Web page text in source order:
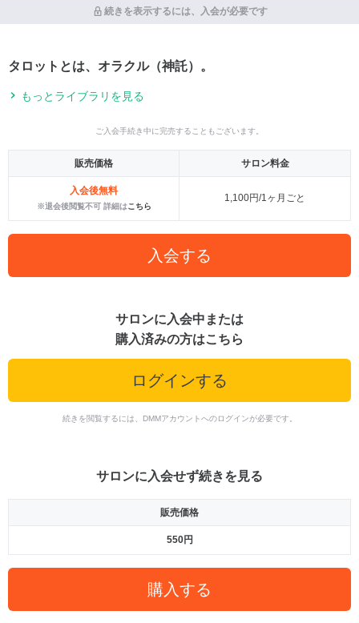
続きを表示するには、入会が必要です
タロットとは、オラクル（神託）。
もっとライブラリを見る
ご入会手続き中に完売することもございます。
販売価格 サロン料金
入会後無料
※退会後閲覧不可 詳細はこちら
1,100円/1ヶ月ごと
入会する
サロンに入会中または
購入済みの方はこちら
ログインする
続きを閲覧するには、DMMアカウントへのログインが必要です。
サロンに入会せず続きを見る
販売価格
550円
購入する